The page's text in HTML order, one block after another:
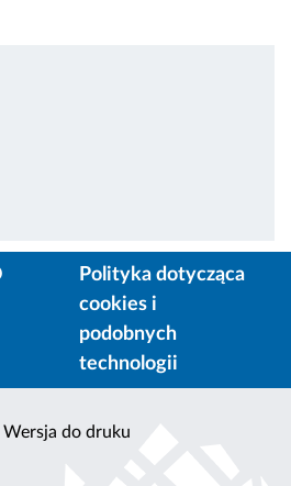
Polityka dotycząca
cookies i
podobnych
technologii
Wersja do druku